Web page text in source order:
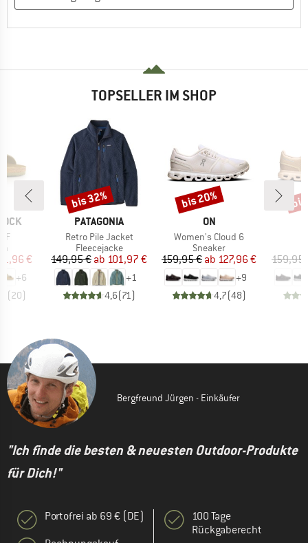
TOPSELLER IM SHOP
Preis
€
+6
(20)
MARKE
PATAGONIA
Artikel
Retro Pile Jacket
Produktgruppe
Fleecejacke
Preis
149,95 € reduzierter Preis
ab 101,97 €
+1
4,6(71)
Rabatt
bis 32%
MARKE
ON
Artikel
Women's Cloud 6
Produktgruppe
Sneaker
Preis
159,95 € reduzierter Preis
ab 127,96 €
+9
4,7(48)
Rabatt
bis 20%
159,95
Bergfreund Jürgen - Einkäufer
"Ich finde die besten & neuesten Outdoor-Produkte
für Dich!"
Portofrei ab 69 € (DE)
100 Tage
Rückgaberecht